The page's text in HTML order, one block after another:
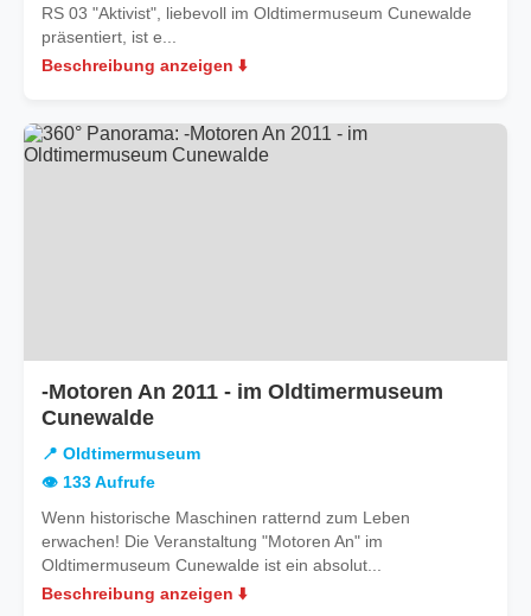
RS 03 "Aktivist", liebevoll im Oldtimermuseum Cunewalde
präsentiert, ist e...
Beschreibung anzeigen ⬇️
-Motoren An 2011 - im Oldtimermuseum
Cunewalde
📍 Oldtimermuseum
👁️ 133 Aufrufe
Wenn historische Maschinen ratternd zum Leben
erwachen! Die Veranstaltung "Motoren An" im
Oldtimermuseum Cunewalde ist ein absolut...
Beschreibung anzeigen ⬇️